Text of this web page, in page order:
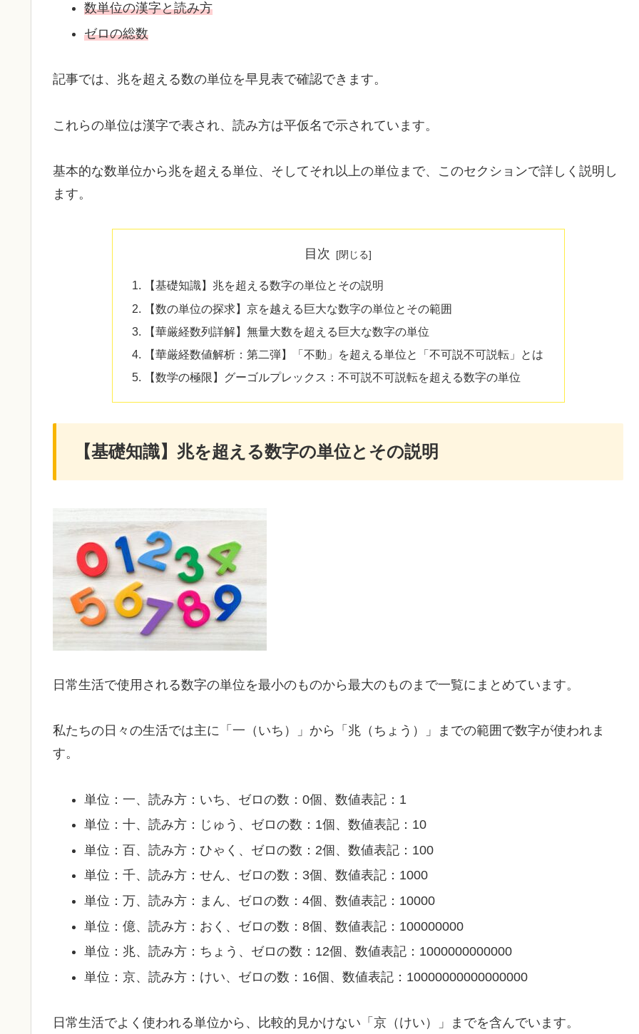
数単位の漢字と読み方
ゼロの総数
記事では、兆を超える数の単位を早見表で確認できます。
これらの単位は漢字で表され、読み方は平仮名で示されています。
基本的な数単位から兆を超える単位、そしてそれ以上の単位まで、このセクションで詳しく説明し
ます。
目次
【基礎知識】兆を超える数字の単位とその説明
【数の単位の探求】京を越える巨大な数字の単位とその範囲
【華厳経数列詳解】無量大数を超える巨大な数字の単位
【華厳経数値解析：第二弾】「不動」を超える単位と「不可説不可説転」とは
【数学の極限】グーゴルプレックス：不可説不可説転を超える数字の単位
【基礎知識】兆を超える数字の単位とその説明
日常生活で使用される数字の単位を最小のものから最大のものまで一覧にまとめています。
私たちの日々の生活では主に「一（いち）」から「兆（ちょう）」までの範囲で数字が使われま
す。
単位：一、読み方：いち、ゼロの数：0個、数値表記：1
単位：十、読み方：じゅう、ゼロの数：1個、数値表記：10
単位：百、読み方：ひゃく、ゼロの数：2個、数値表記：100
単位：千、読み方：せん、ゼロの数：3個、数値表記：1000
単位：万、読み方：まん、ゼロの数：4個、数値表記：10000
単位：億、読み方：おく、ゼロの数：8個、数値表記：100000000
単位：兆、読み方：ちょう、ゼロの数：12個、数値表記：1000000000000
単位：京、読み方：けい、ゼロの数：16個、数値表記：10000000000000000
日常生活でよく使われる単位から、比較的見かけない「京（けい）」までを含んでいます。